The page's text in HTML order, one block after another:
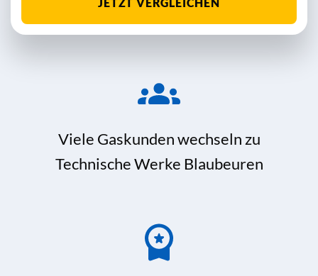
Viele Gaskunden wechseln zu
Technische Werke Blaubeuren